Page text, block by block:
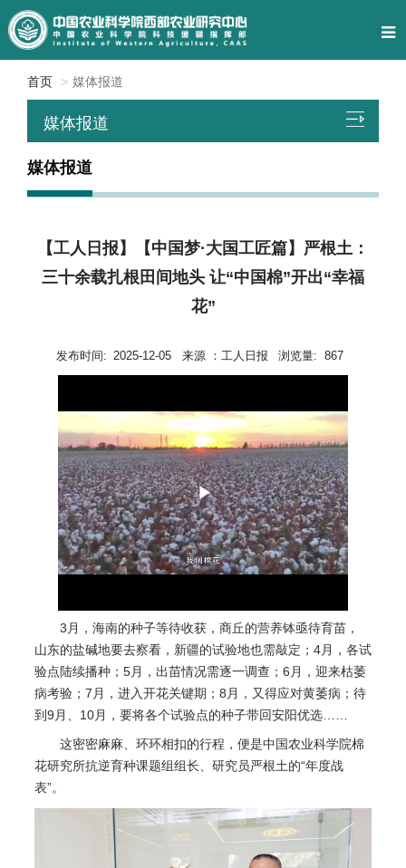
首页 媒体报道
媒体报道
媒体报道
【工人日报】【中国梦·大国工匠篇】严根土：
三十余载扎根田间地头 让“中国棉”开出“幸福
花”
发布时间: 2025-12-05 来源 ： 工人日报 浏览量: 867
Play
Video
3月，海南的种子等待收获，商丘的营养钵亟待育苗，
山东的盐碱地要去察看，新疆的试验地也需敲定；4月，各试
验点陆续播种；5月，出苗情况需逐一调查；6月，迎来枯萎
病考验；7月，进入开花关键期；8月，又得应对黄萎病；待
到9月、10月，要将各个试验点的种子带回安阳优选……
这密密麻麻、环环相扣的行程，便是中国农业科学院棉
花研究所抗逆育种课题组组长、研究员严根土的“年度战
表”。